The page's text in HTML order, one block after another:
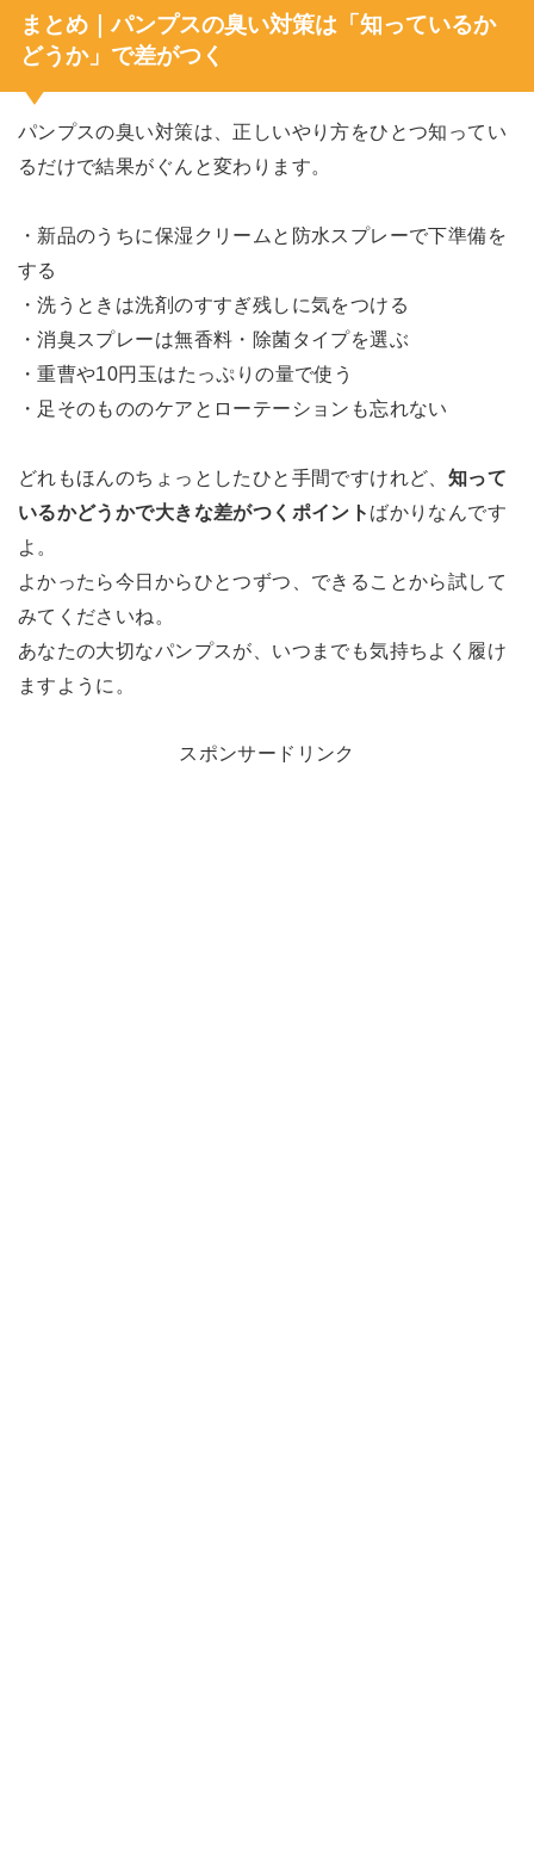
まとめ｜パンプスの臭い対策は「知っているか
どうか」で差がつく
パンプスの臭い対策は、正しいやり方をひとつ知ってい
るだけで結果がぐんと変わります。
・新品のうちに保湿クリームと防水スプレーで下準備を
する
・洗うときは洗剤のすすぎ残しに気をつける
・消臭スプレーは無香料・除菌タイプを選ぶ
・重曹や10円玉はたっぷりの量で使う
・足そのもののケアとローテーションも忘れない
どれもほんのちょっとしたひと手間ですけれど、 知って
いるかどうかで大きな差がつくポイント ばかりなんです
よ。
よかったら今日からひとつずつ、できることから試して
みてくださいね。
あなたの大切なパンプスが、いつまでも気持ちよく履け
ますように。
スポンサードリンク